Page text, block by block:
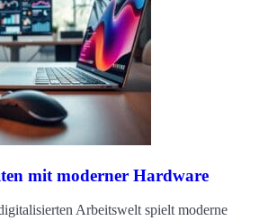
mit moderner Hardware
Arbeitswelt spielt moderne